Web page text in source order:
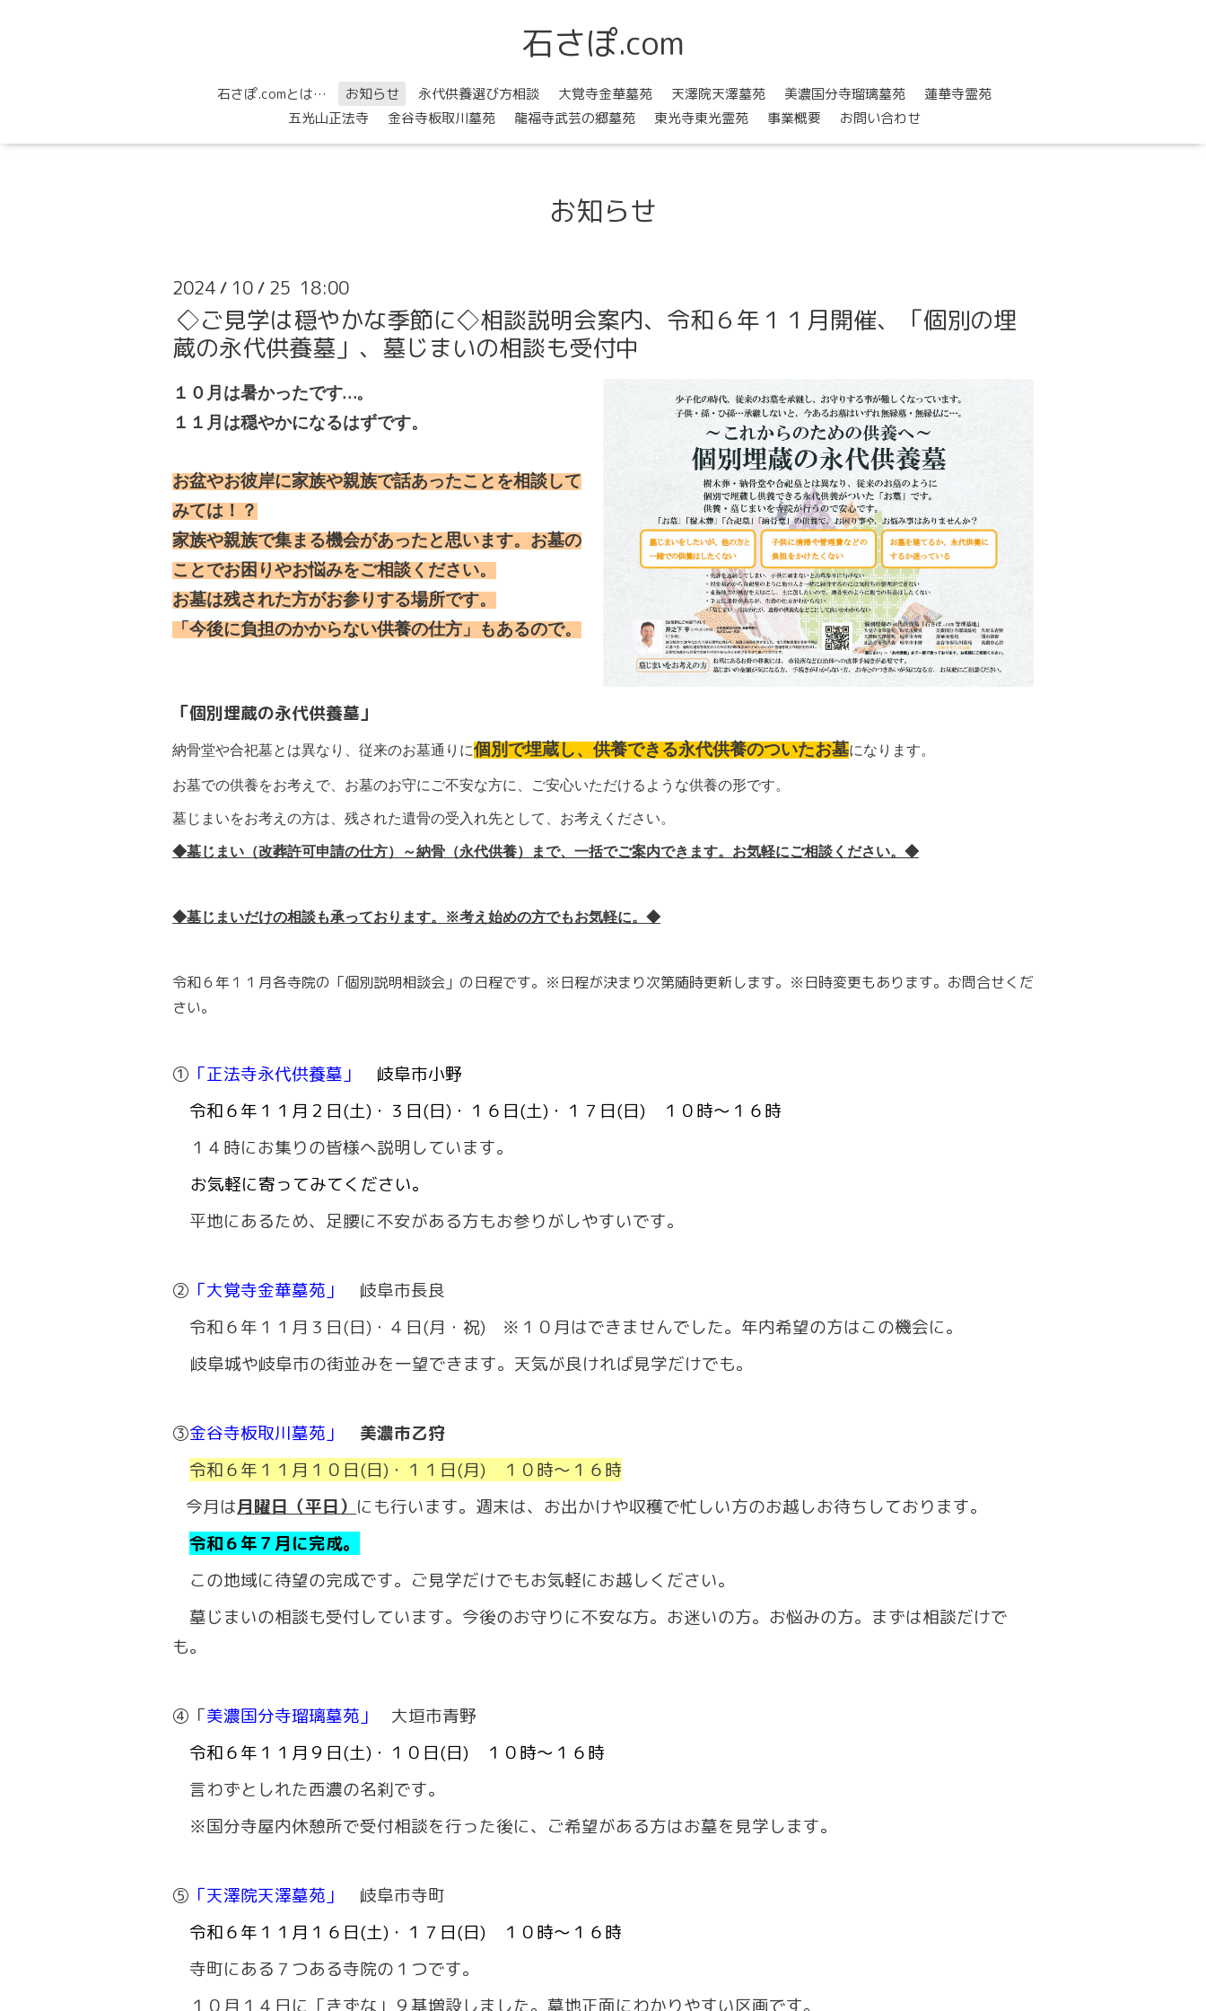
石さぽ.com
石さぽ.comとは… お知らせ 永代供養選び方相談 大覚寺金華墓苑 天澤院天澤墓苑 美濃国分寺瑠璃墓苑
蓮華寺霊苑
五光山正法寺
金谷寺板取川墓苑 龍福寺武芸の郷墓苑 東光寺東光霊苑 事業概要 お問い合わせ
お知らせ
2024 / 10 / 25 18:00
◇ご見学は穏やかな季節に◇相談説明会案内、令和６年１１月開催、「個別の埋
蔵の永代供養墓」、墓じまいの相談も受付中
１０月は暑かったです…。
１１月は穏やかになるはずです。
お盆やお彼岸に家族や親族で話あったことを相談して
みては！？
家族や親族で集まる機会があったと思います。お墓の
ことでお困りやお悩みをご相談ください。
お墓は残された方がお参りする場所です。
「今後に負担のかからない供養の仕方」もあるので。
「個別埋蔵の永代供養墓」
納骨堂や合祀墓とは異なり、従来のお墓通りに個別で埋蔵し、供養できる永代供養のついたお墓になります。
お墓での供養をお考えで、お墓のお守にご不安な方に、ご安心いただけるような供養の形です。
墓じまいをお考えの方は、残された遺骨の受入れ先として、お考えください。
◆墓じまい（改葬許可申請の仕方）～納骨（永代供養）まで、一括でご案内できます。お気軽にご相談ください。◆
◆墓じまいだけの相談も承っております。※考え始めの方でもお気軽に。◆
令和６年１１月各寺院の「個別説明相談会」の日程です。※日程が決まり次第随時更新します。※日時変更もあります。お問合せくだ
さい。
① 「正法寺永代供養墓」
岐阜市小野
令和６年１１月２日(土)・３日(日)・１６日(土)・１７日(日) １０時～１６時
１４時にお集りの皆様へ説明しています。
お気軽に寄ってみてください。
平地にあるため、足腰に不安がある方もお参りがしやすいです。
② 「大覚寺金華墓苑」
岐阜市長良
令和６年１１月３日(日)・４日(月・祝) ※１０月はできませんでした。年内希望の方はこの機会に。
岐阜城や岐阜市の街並みを一望できます。天気が良ければ見学だけでも。
③金谷寺板取川墓苑」
美濃市乙狩
令和６年１１月１０日(日)・１１日(月) １０時～１６時
今月は月曜日（平日） にも行います。週末は、お出かけや収穫で忙しい方のお越しお待ちしております。
令和６年７月に完成。
この地域に待望の完成です。ご見学だけでもお気軽にお越しください。
墓じまいの相談も受付しています。今後のお守りに不安な方。お迷いの方。お悩みの方。まずは相談だけで
も。
④ 「美濃国分寺瑠璃墓苑」
大垣市青野
令和６年１１月９日(土)・１０日(日) １０時～１６時
言わずとしれた西濃の名刹です。
※国分寺屋内休憩所で受付相談を行った後に、ご希望がある方はお墓を見学します。
⑤ 「天澤院天澤墓苑」
岐阜市寺町
令和６年１１月１６日(土)・１７日(日) １０時～１６時
寺町にある７つある寺院の１つです。
１０月１４日に「きずな」９基増設しました。墓地正面にわかりやすい区画です。